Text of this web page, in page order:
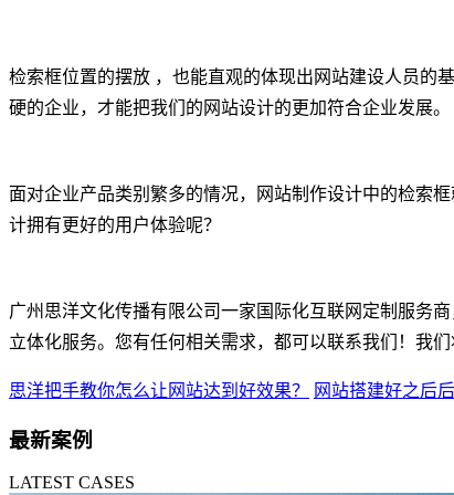
检索框位置的摆放 ，也能直观的体现出网站建设人员的
硬的企业，才能把我们的网站设计的更加符合企业发展。
面对企业产品类别繁多的情况，网站制作设计中的检索
计拥有更好的用户体验呢？
广州思洋文化传播有限公司一家国际化互联网定制服务
立体化服务。您有任何相关需求，都可以联系我们！我
思洋把手教你怎么让网站达到好效果？ 网站搭建好之后
最新案例
LATEST CASES